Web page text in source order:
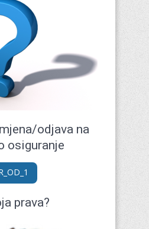
odjava na
osiguranje
prava?